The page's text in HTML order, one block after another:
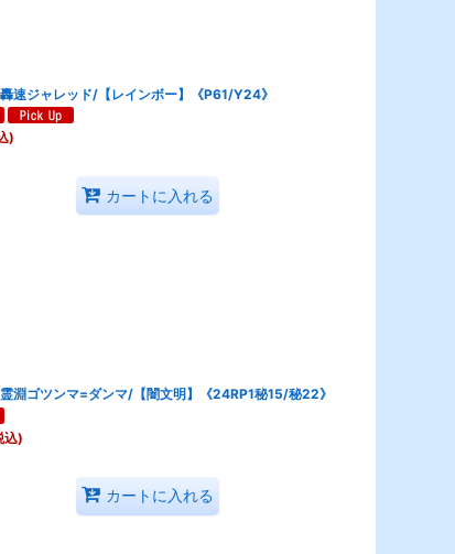
轟速ジャレッド/【レインボー】《P61/Y24》
)
カートに入れる
霊淵ゴツンマ=ダンマ/【闇文明】《24RP1秘15/秘22》
込)
カートに入れる